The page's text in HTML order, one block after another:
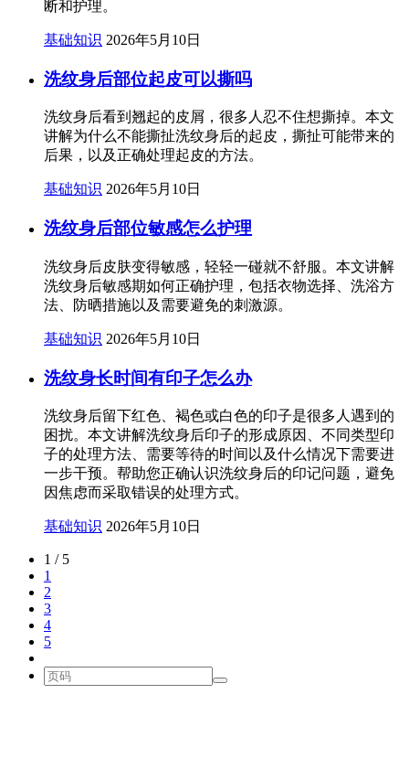
断和护理。
基础知识 2026年5月10日
洗纹身后部位起皮可以撕吗
洗纹身后看到翘起的皮屑，很多人忍不住想撕掉。本文
讲解为什么不能撕扯洗纹身后的起皮，撕扯可能带来的
后果，以及正确处理起皮的方法。
基础知识 2026年5月10日
洗纹身后部位敏感怎么护理
洗纹身后皮肤变得敏感，轻轻一碰就不舒服。本文讲解
洗纹身后敏感期如何正确护理，包括衣物选择、洗浴方
法、防晒措施以及需要避免的刺激源。
基础知识 2026年5月10日
洗纹身长时间有印子怎么办
洗纹身后留下红色、褐色或白色的印子是很多人遇到的
困扰。本文讲解洗纹身后印子的形成原因、不同类型印
子的处理方法、需要等待的时间以及什么情况下需要进
一步干预。帮助您正确认识洗纹身后的印记问题，避免
因焦虑而采取错误的处理方式。
基础知识 2026年5月10日
1 / 5
1
2
3
4
5